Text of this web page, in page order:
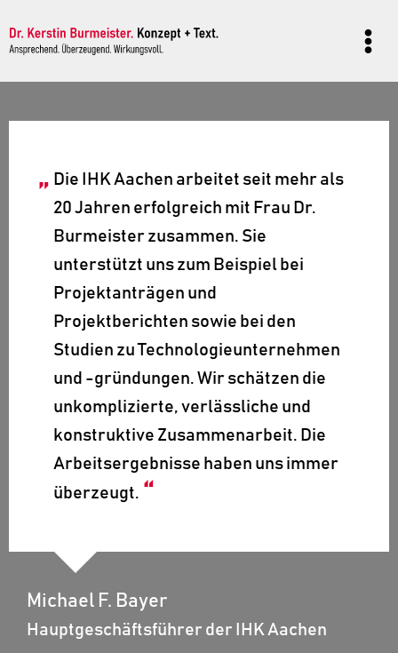
Inhalt
Die IHK Aachen arbeitet seit mehr als
20 Jahren erfolgreich mit Frau Dr.
Burmeister zusammen. Sie
unterstützt uns zum Beispiel bei
Projektanträgen und
Projektberichten sowie bei den
Studien zu Technologieunternehmen
und -gründungen. Wir schätzen die
unkomplizierte, verlässliche und
konstruktive Zusammenarbeit. Die
Arbeitsergebnisse haben uns immer
überzeugt.
Michael F. Bayer
Hauptgeschäftsführer der IHK Aachen